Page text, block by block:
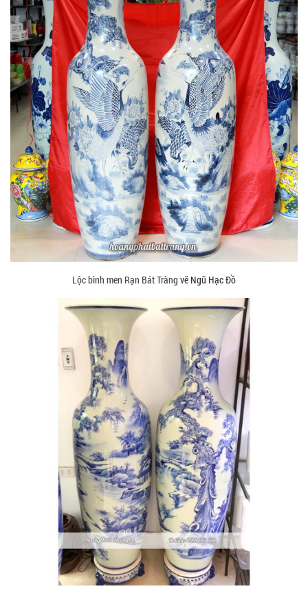
Lộc bình men Rạn Bát Tràng vẽ Ngũ Hạc Đồ